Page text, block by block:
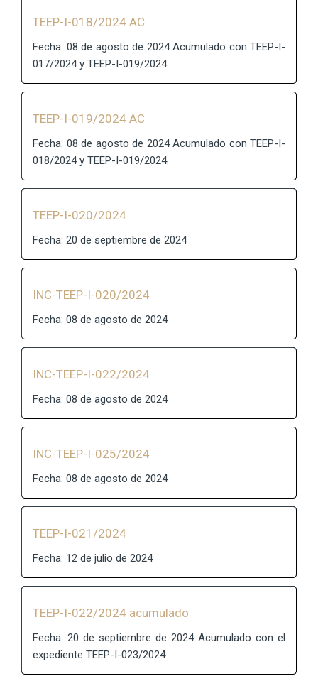
TEEP-I-018/2024 AC
Fecha: 08 de agosto de 2024 Acumulado con TEEP-I-
017/2024 y TEEP-I-019/2024.
TEEP-I-019/2024 AC
Fecha: 08 de agosto de 2024 Acumulado con TEEP-I-
018/2024 y TEEP-I-019/2024.
TEEP-I-020/2024
Fecha: 20 de septiembre de 2024
INC-TEEP-I-020/2024
Fecha: 08 de agosto de 2024
INC-TEEP-I-022/2024
Fecha: 08 de agosto de 2024
INC-TEEP-I-025/2024
Fecha: 08 de agosto de 2024
TEEP-I-021/2024
Fecha: 12 de julio de 2024
TEEP-I-022/2024 acumulado
Fecha: 20 de septiembre de 2024 Acumulado con el
expediente TEEP-I-023/2024